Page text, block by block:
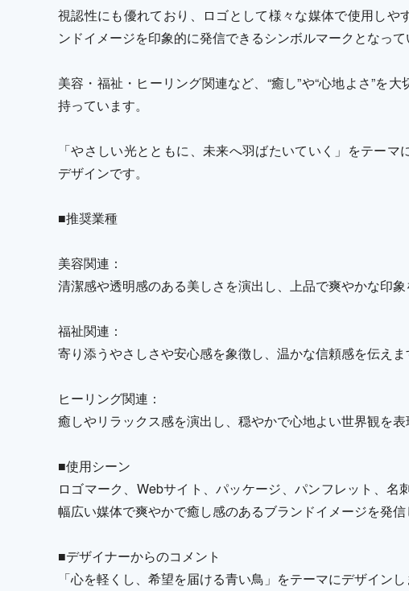
視認性にも優れており、ロゴとして様々な媒体で使用しや
ンドイメージを印象的に発信できるシンボルマークとなって
美容・福祉・ヒーリング関連など、“癒し”や“心地よさ”を
持っています。
「やさしい光とともに、未来へ羽ばたいていく」をテー
デザインです。
■推奨業種
美容関連：
清潔感や透明感のある美しさを演出し、上品で爽やかな印象
福祉関連：
寄り添うやさしさや安心感を象徴し、温かな信頼感を伝えま
ヒーリング関連：
癒しやリラックス感を演出し、穏やかで心地よい世界観を表
■使用シーン
ロゴマーク、Webサイト、パッケージ、パンフレット、名
幅広い媒体で爽やかで癒し感のあるブランドイメージを発信
■デザイナーからのコメント
「心を軽くし、希望を届ける青い鳥」をテーマにデザインし